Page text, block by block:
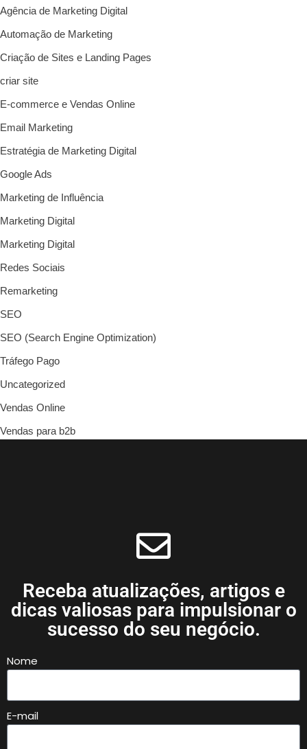
Agência de Marketing Digital
Automação de Marketing
Criação de Sites e Landing Pages
criar site
E-commerce e Vendas Online
Email Marketing
Estratégia de Marketing Digital
Google Ads
Marketing de Influência
Marketing Digital
Marketing Digital
Redes Sociais
Remarketing
SEO
SEO (Search Engine Optimization)
Tráfego Pago
Uncategorized
Vendas Online
Vendas para b2b
Receba atualizações, artigos e
dicas valiosas para impulsionar o
sucesso do seu negócio.
Nome
E-mail